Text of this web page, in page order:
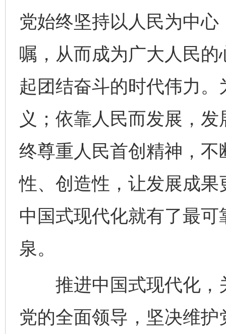
党始终坚持以人民为中
嘱，从而成为广大人民
起团结奋斗的时代伟力
义；依靠人民而发展，
终尊重人民首创精神，
性、创造性，让发展成
中国式现代化就有了最
泉。
推进中国式现代化，
党的全面领导，坚决维